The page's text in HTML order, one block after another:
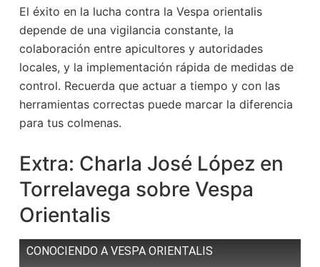
El éxito en la lucha contra la Vespa orientalis
depende de una vigilancia constante, la
colaboración entre apicultores y autoridades
locales, y la implementación rápida de medidas de
control. Recuerda que actuar a tiempo y con las
herramientas correctas puede marcar la diferencia
para tus colmenas.
Extra: Charla José López en
Torrelavega sobre Vespa
Orientalis
CONOCIENDO A VESPA ORIENTALIS